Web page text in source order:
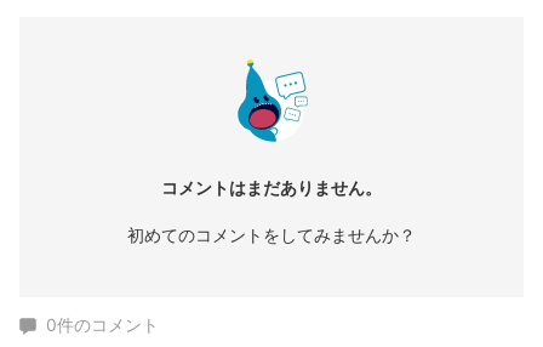
コメントはまだありません。
初めてのコメントをしてみませんか？
0件のコメント